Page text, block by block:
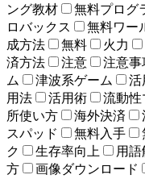
ング教材
無料プログ
ロバックス
無料ワー
成方法
無料 火力
済方法
注意 注意事
ム
津波系ゲーム 活
用法
活用術 流動性
所使い方
海外決済
スパッド
無料入手
ク
生存率向上 用語
方
画像ダウンロード